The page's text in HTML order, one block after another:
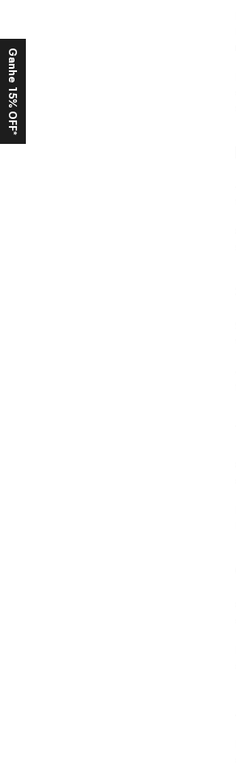
Ganhe 15% OFF*